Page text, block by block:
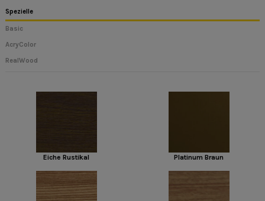
Spezielle
Basic
AcryColor
RealWood
Eiche Rustikal Platinum Braun